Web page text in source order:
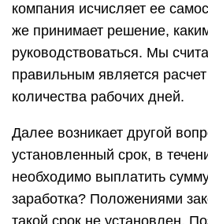
компания исчисляет ее
же принимает решение,
руководствоваться. Мы
правильным является
количества рабочих дней.
Далее возникает другой
установленный срок, в
необходимо выплатить
заработка? Положениями
такой срок не установлен.